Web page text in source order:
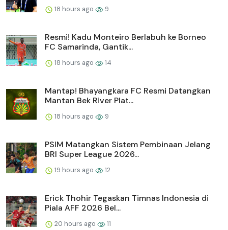
18 hours ago 9
Resmi! Kadu Monteiro Berlabuh ke Borneo
FC Samarinda, Gantik...
18 hours ago 14
Mantap! Bhayangkara FC Resmi Datangkan
Mantan Bek River Plat...
18 hours ago 9
PSIM Matangkan Sistem Pembinaan Jelang
BRI Super League 2026...
19 hours ago 12
Erick Thohir Tegaskan Timnas Indonesia di
Piala AFF 2026 Bel...
20 hours ago 11